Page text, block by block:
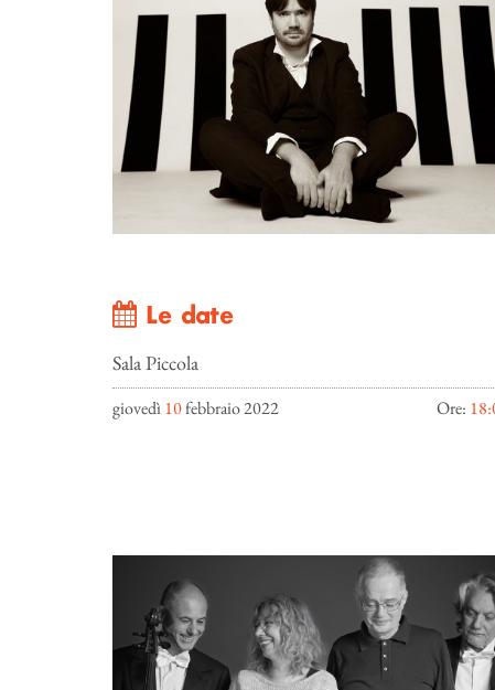
Le date
Sala Piccola
giovedì10febbraio 2022 Ore: